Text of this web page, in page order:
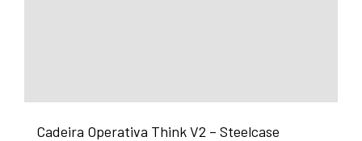
Cadeira Operativa Think V2 – Steelcase